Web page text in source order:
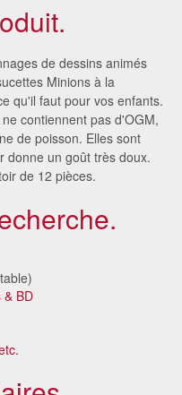
de dessins animés
Minions à la
qu'il faut pour vos enfants.
contiennent pas d'OGM,
de poisson. Elles sont
donne un goût très doux.
de 12 pièces.
& BD